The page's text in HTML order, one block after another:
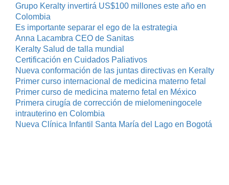
Grupo Keralty invertirá US$100 millones este año en
Colombia
Es importante separar el ego de la estrategia
Anna Lacambra CEO de Sanitas
Keralty Salud de talla mundial
Certificación en Cuidados Paliativos
Nueva conformación de las juntas directivas en Keralty
Primer curso internacional de medicina materno fetal
Primer curso de medicina materno fetal en México
Primera cirugía de corrección de mielomeningocele
intrauterino en Colombia
Nueva Clínica Infantil Santa María del Lago en Bogotá